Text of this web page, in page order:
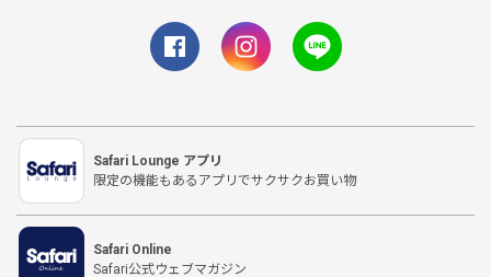
Safari Lounge アプリ
限定の機能もあるアプリでサクサクお買い物
Safari Online
Safari公式ウェブマガジン